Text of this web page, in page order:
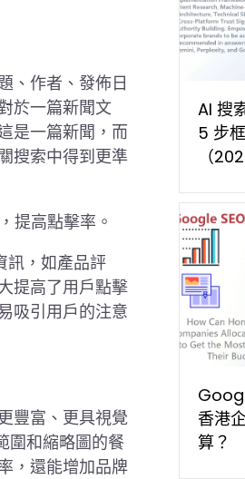
、作者、發佈日
於一篇新聞文
是一篇新聞，而
搜索中得到更準
提高點擊率。
訊，如產品評
提高了用戶點擊
吸引用戶的注意
豐富、更具視覺
圍和縮略圖的餐
，還能增加品牌
AI 搜
5 步
（
香港
算？